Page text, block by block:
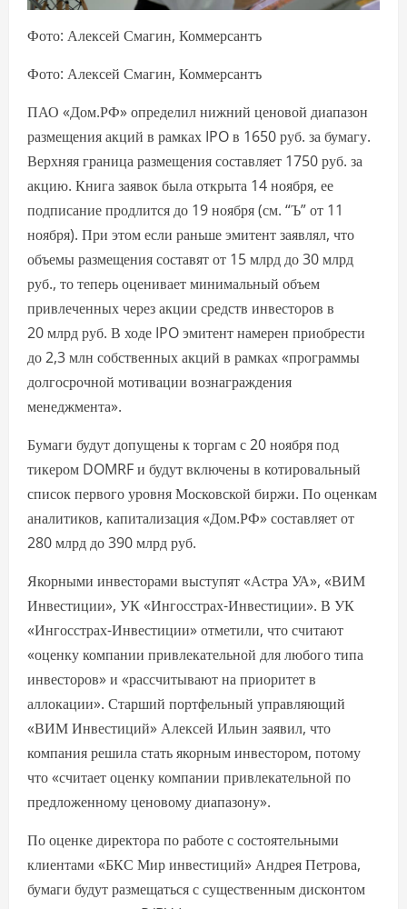
Фото: Алексей Смагин, Коммерсантъ
Фото: Алексей Смагин, Коммерсантъ
ПАО «Дом.РФ» определил нижний ценовой диапазон
размещения акций в рамках IPO в 1650 руб. за бумагу.
Верхняя граница размещения составляет 1750 руб. за
акцию. Книга заявок была открыта 14 ноября, ее
подписание продлится до 19 ноября (см. “Ъ” от 11
ноября). При этом если раньше эмитент заявлял, что
объемы размещения составят от 15 млрд до 30 млрд
руб., то теперь оценивает минимальный объем
привлеченных через акции средств инвесторов в
20 млрд руб. В ходе IPO эмитент намерен приобрести
до 2,3 млн собственных акций в рамках «программы
долгосрочной мотивации вознаграждения
менеджмента».
Бумаги будут допущены к торгам с 20 ноября под
тикером DOMRF и будут включены в котировальный
список первого уровня Московской биржи. По оценкам
аналитиков, капитализация «Дом.РФ» составляет от
280 млрд до 390 млрд руб.
Якорными инвесторами выступят «Астра УА», «ВИМ
Инвестиции», УК «Ингосстрах-Инвестиции». В УК
«Ингосстрах-Инвестиции» отметили, что считают
«оценку компании привлекательной для любого типа
инвесторов» и «рассчитывают на приоритет в
аллокации». Старший портфельный управляющий
«ВИМ Инвестиций» Алексей Ильин заявил, что
компания решила стать якорным инвестором, потому
что «считает оценку компании привлекательной по
предложенному ценовому диапазону».
По оценке директора по работе с состоятельными
клиентами «БКС Мир инвестиций» Андрея Петрова,
бумаги будут размещаться с существенным дисконтом